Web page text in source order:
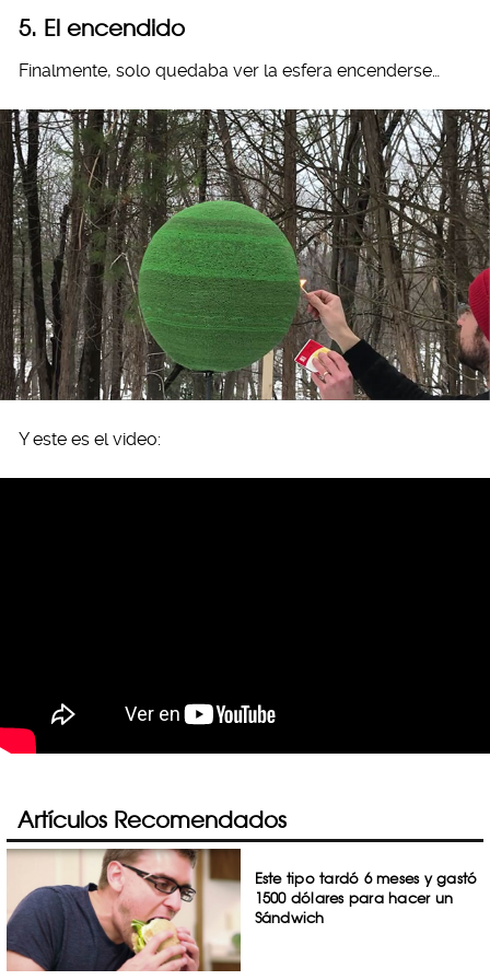
5. El encendido
Finalmente, solo quedaba ver la esfera encenderse…
Y este es el video:
Artículos Recomendados
Este tipo tardó 6 meses y gastó
1500 dólares para hacer un
Sándwich